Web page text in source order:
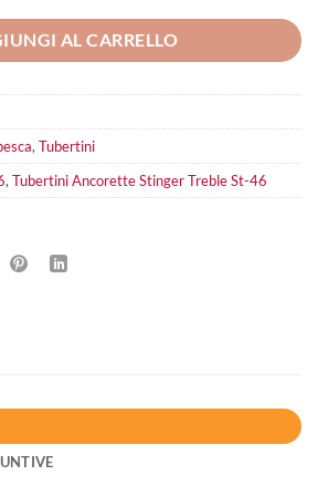
AL CARRELLO
, Tubertini
, Tubertini Ancorette Stinger Treble St-46